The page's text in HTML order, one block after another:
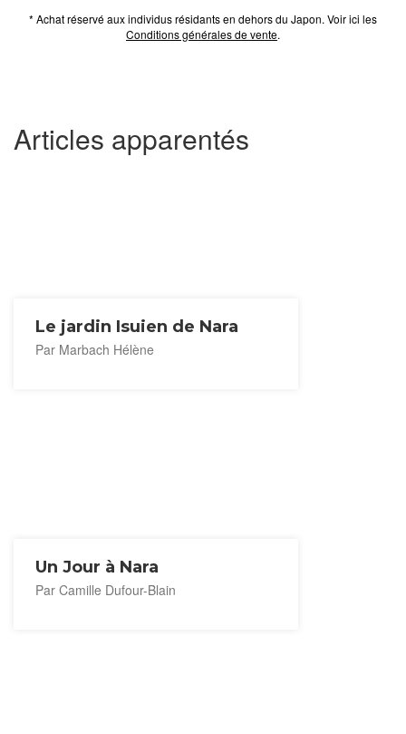
Articles apparentés
Le jardin Isuien de Nara
Par Marbach Hélène
Un Jour à Nara
Par Camille Dufour-Blain
* Achat réservé aux individus résidants en dehors du Japon. Voir ici les
Conditions générales de vente.